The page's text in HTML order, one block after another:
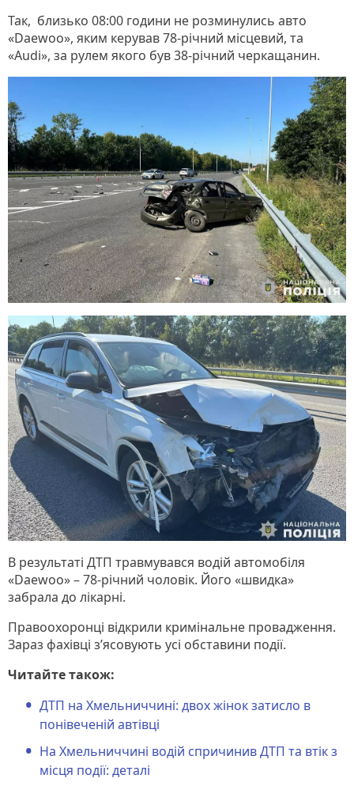
Так, близько 08:00 години не розминулись авто
«Daewoo», яким керував 78-річний місцевий, та
«Audi», за рулем якого був 38-річний черкащанин.
В результаті ДТП травмувався водій автомобіля
«Daewoo» – 78-річний чоловік. Його «швидка»
забрала до лікарні.
Правоохоронці відкрили кримінальне провадження.
Зараз фахівці з’ясовують усі обставини події.
Читайте також:
ДТП на Хмельниччині: двох жінок затисло в
понівеченій автівці
На Хмельниччині водій спричинив ДТП та втік з
місця події: деталі